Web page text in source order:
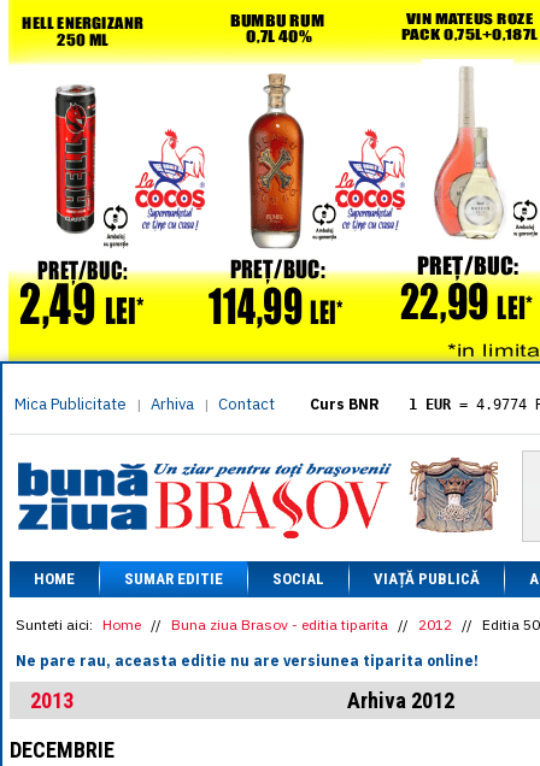
Mica Publicitate | Arhiva | Contact Curs BNR 1 EUR = 4.9774
= 5.8304
1 XAU= 464.4611
1 AED= 1.1933
1 AUD= 2.7957
1 BGN= 2.5449
1 CAD= 3.1559
1 CHF= 5.2813
1 CNY = 0.6015
1 DKK= 0.6668
1 EGP= 0.0860
1 HUF= 1.2223
HOME SUMAR EDITIE SOCIAL VIAȚĂ PUBLICĂ
Sunteti aici: Home // Buna ziua Brasov - editia tiparita // 2012 // Editia
Ne pare rau, aceasta editie nu are versiunea tiparita online!
2013
Arhiva 2012
DECEMBRIE